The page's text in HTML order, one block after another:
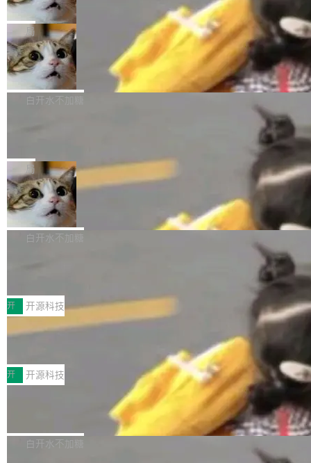
1，U1.5-Lite-Preview 在以下方向上带来了显著
提升： 原生支持4K图像生成； 更精细的局部纹
理、细节与真实世界质感； 更准确的中英文文字
生成与复杂版式组织； 更稳定的图...
tl 是一个 Ubuntu 专有的包，它和它的依赖项都
是 Ubuntu 专有的，不会用在其他发行版上。」
所以 deb 版本的受众实际上为零。既然只有 Ub
untu 用户在用，那用 snap 打包就没什么可纠结
的。 从 deb 到 snap 的迁移路径 hwctl 是 rust-
hwlib 硬件 API 库的一部分，命令行工具负责查
只为金钱，不为使命
顶级 AI 研究员在两家公司之间来回跳，中间只
隔了几天。 Lilian Weng 上周刚宣布因健康原因
离开 Thinking Machines Lab，说自己作为联合
创始人的角色「太累了」。几天后，The Inform
ation 就曝出她将重回 OpenAI，负责递归自我
改进方向的研究。她是 Thinking Machines 过
一在人才争夺战中失血的公司。六月，Google
连失两员大将：Noam Shazeer 去了 Op...
局
FFmpeg 9.0 发布
FFmpeg 9.0 现已发布，包含多项改进。官方更
新日志列出的 9.0 版本主要更新内容如下： 扩
er HE-AAC 960 解码 (DAB+) transpose_cuda
filter 添加 AMF Frame Rate Converter (vf_frc
_amf) filter SMPTE 2094-50 元数据支持和直
通 ProRes RAW VideoToolbox 硬件加速器 AP
V ...
白开水不加糖
Code 在 X 上发帖：「DeepSeek Flash did 8T
tokens on August 1st. 5T of free usage + 3T
on OpenCode Go.」79.8 万次浏览，连带着 #
DeepSeek一天消耗了8万亿# 上了微博热搜——
注意这是 OpenCode 一家的消耗。 OpenCode
不完。」5T 来自免费额度，3T 来自 Go...
局
NetBSD 11.0 正式发布
NetBSD 11.0 现已正式发布，这是 NetBSD 操
作系统的第十八个主要版本。 自 NetBSD 10.1
ve JH71XX 的设备，例如 VisionFive 2、PINE
64 STAR64，以及 QEMU。 增强了对 POSIX.1
-2024 和 C23 编程接口标准的兼容性。 compat
_linux(8) 增强了对 Linux 系统调用的支持，包
括 epoll（围绕 kqueue 实现）、POSIX 消息队
列、...
白开水不加糖
案
享会在上海举办。鸿蒙生态的全场景智慧营销平
台鲸鸿动能协同华为游戏中心，面向游戏行业开
发者及生态伙伴，系统呈现了平台在游戏领域的
完整能力版图——从IAP高价值用户的全周期经
营、到IAA游戏的“买变一体”正循环、再到联运与
广告协同的全链路经营闭环，以及面向全球市场
的出海增长布局。 华为终端云业务商业化销售负
责人在开场致辞中表示，游戏开发者的核心诉求
已不再是“多一个投放渠道”，而是一套能够持续
开 开源科技
技嘉X3D系列再添新成员 B850 AORU
面向AMD Ryzen X3D处理器玩家，技嘉X3D系
列主板阵容迎来新成员——B850 AORUS ELITE
X3D。作为面向主流高性能平台打造的全新主板
产品，B850 AORUS ELITE X3D延续技嘉在X3
D平台优化上的技术积累，旨在为游戏玩家带来
更稳定、更高效的装机选择。 B850 AORUS ELI
开 开源科技
Zadig v5.0 发布：AI 发布专员与 AI 审
我们团队这几天最大的卡点不是 AI 写得不够
好，是 AI 写得太好了。 好到审查排期从两天的
白开水不加糖